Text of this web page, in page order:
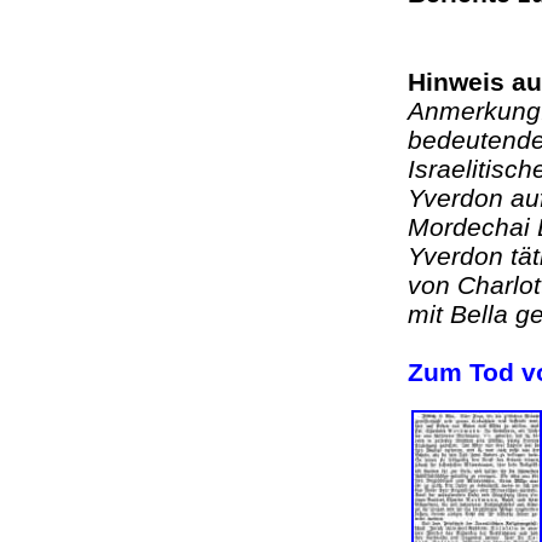
Hinweis
Yverdon
Mordechai
Yverdon
von
mit Bella
Zum Tod